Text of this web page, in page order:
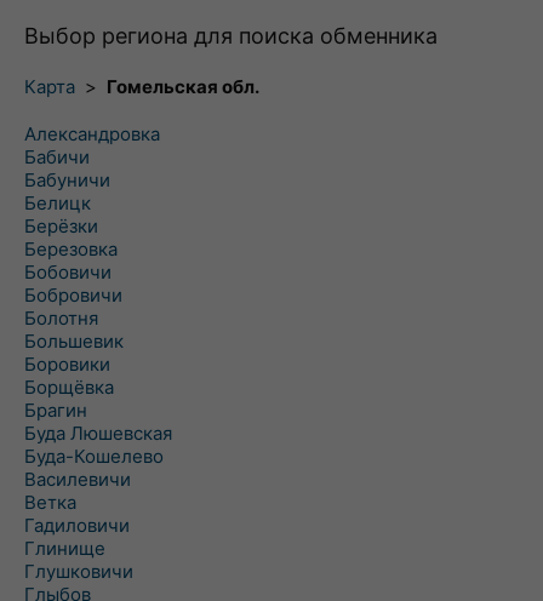
Выбор региона для поиска обменника
Карта > Гомельская обл.
Александровка
Бабичи
Бабуничи
Белицк
Берёзки
Березовка
Бобовичи
Бобровичи
Болотня
Большевик
Боровики
Борщёвка
Брагин
Буда Люшевская
Буда-Кошелево
Василевичи
Ветка
Гадиловичи
Глинище
Глушковичи
Глыбов